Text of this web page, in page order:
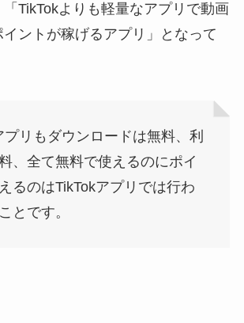
TikTokよりも軽量なアプリで動画
ントが稼げるアプリ」となって
プリもダウンロードは無料、利
、全て無料で使えるのにポイ
るのはTikTokアプリでは行わ
とです。